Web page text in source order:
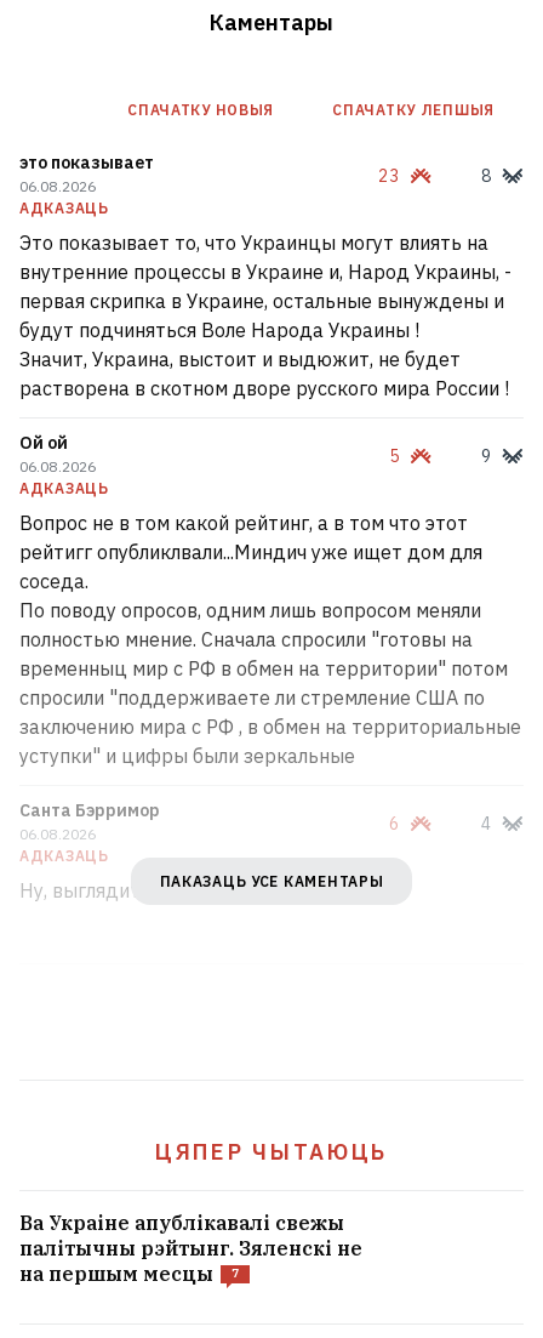
Каментары
СПАЧАТКУ НОВЫЯ СПАЧАТКУ ЛЕПШЫЯ
это показывает
06.08.2026
АДКАЗАЦЬ
23 8
Это показывает то, что Украинцы могут влиять на
внутренние процессы в Украине и, Народ Украины, -
первая скрипка в Украине, остальные вынуждены и
будут подчиняться Воле Народа Украины !
Значит, Украина, выстоит и выдюжит, не будет
растворена в скотном дворе русского мира России !
Ой ой
06.08.2026
АДКАЗАЦЬ
5 9
Вопрос не в том какой рейтинг, а в том что этот
рейтигг опубликлвали...Миндич уже ищет дом для
соседа.
По поводу опросов, одним лишь вопросом меняли
полностью мнение. Сначала спросили "готовы на
временныц мир с РФ в обмен на территории" потом
спросили "поддерживаете ли стремление США по
заключению мира с РФ , в обмен на территориальные
уступки" и цифры были зеркальные
Санта Бэрримор
06.08.2026
АДКАЗАЦЬ
6 4
Ну, выглядит правдоподобно.
ПАКАЗАЦЬ УСЕ КАМЕНТАРЫ
ЦЯПЕР ЧЫТАЮЦЬ
Ва Украіне апублікавалі свежы
палітычны рэйтынг. Зяленскі не
на першым месцы
7